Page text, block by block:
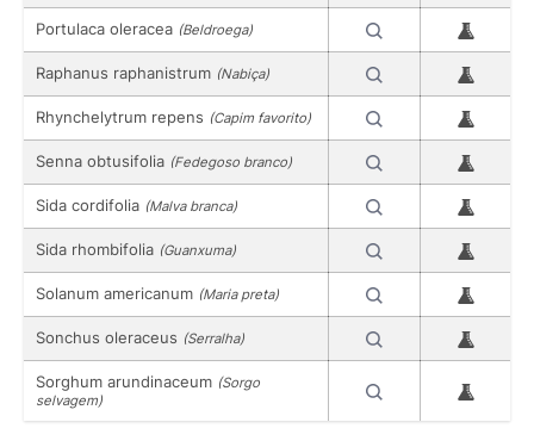
Portulaca oleracea (Beldroega)
Raphanus raphanistrum (Nabiça)
Rhynchelytrum repens (Capim favorito)
Senna obtusifolia (Fedegoso branco)
Sida cordifolia (Malva branca)
Sida rhombifolia (Guanxuma)
Solanum americanum (Maria preta)
Sonchus oleraceus (Serralha)
Sorghum arundinaceum (Sorgo
selvagem)